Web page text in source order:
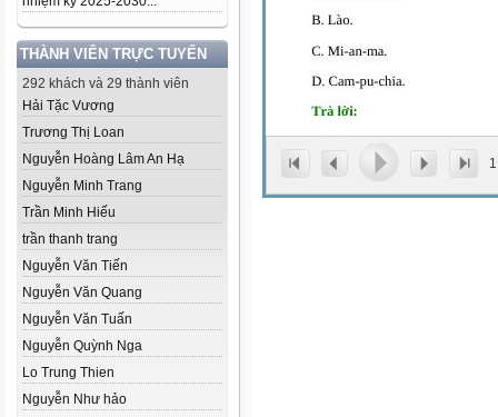
THÀNH VIÊN TRỰC TUYẾN
292 khách và 29 thành viên
Hải Tặc Vương
Trương Thị Loan
Nguyễn Hoàng Lâm An Hạ
Nguyễn Minh Trang
Trần Minh Hiếu
trần thanh trang
Nguyễn Văn Tiến
Nguyễn Văn Quang
Nguyễn Văn Tuấn
Nguyễn Quỳnh Nga
Lo Trung Thien
Nguyễn Như hảo
1